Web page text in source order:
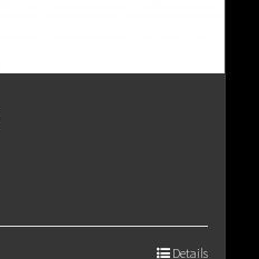
Details